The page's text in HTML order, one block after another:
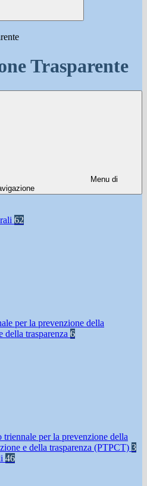
Trasparente
Menu di
62
per la prevenzione della
della trasparenza 6
triennale per la prevenzione della
e della trasparenza (PTPCT) 3
46